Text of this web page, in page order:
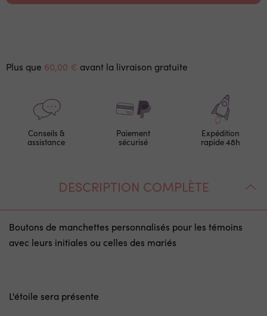
Plus que 60,00 € avant la livraison gratuite
Conseils &
assistance
Paiement
sécurisé
Expédition
rapide 48h
DESCRIPTION COMPLÈTE
Boutons de manchettes personnalisés pour les témoins
avec leurs initiales ou celles des mariés
L'étoile sera présente